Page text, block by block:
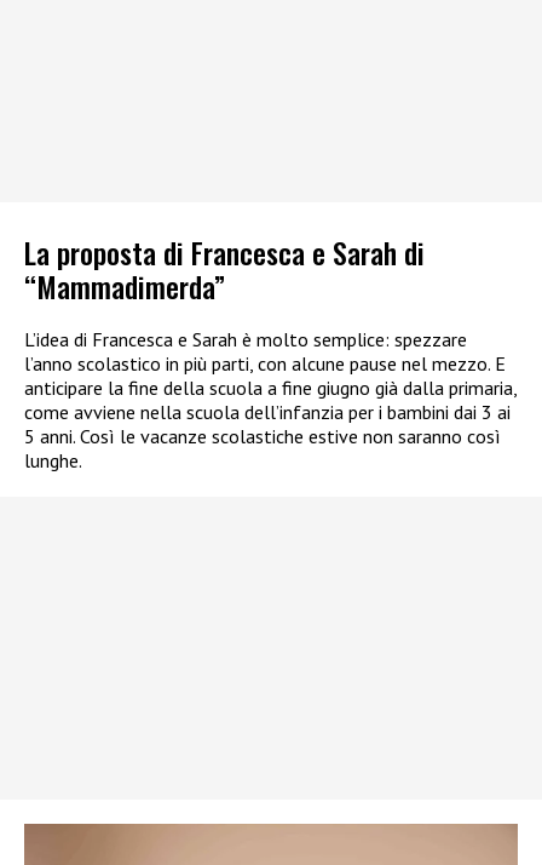
La proposta di Francesca e Sarah di
“Mammadimerda”
L’idea di Francesca e Sarah è molto semplice: spezzare
l’anno scolastico in più parti, con alcune pause nel mezzo. E
anticipare la fine della scuola a fine giugno già dalla primaria,
come avviene nella scuola dell’infanzia per i bambini dai 3 ai
5 anni. Così le vacanze scolastiche estive non saranno così
lunghe.